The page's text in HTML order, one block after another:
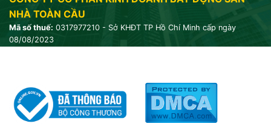
NHÀ TOÀN CẦU
Mã số thuế: 0317977210 - Sở KHĐT TP Hồ Chí Minh cấp ngày
08/08/2023